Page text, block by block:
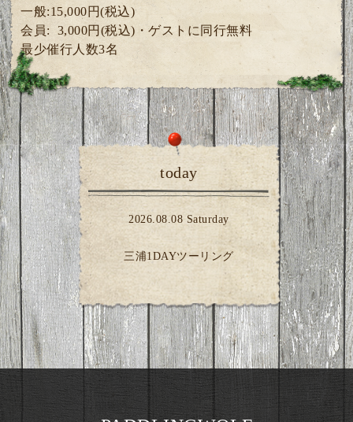
一般:15,000円(税込)
会員: 3,000円(税込)・ゲスト に同行無料
最少催行人数3名
today
2026.08.08 Saturday
三浦1DAYツーリング